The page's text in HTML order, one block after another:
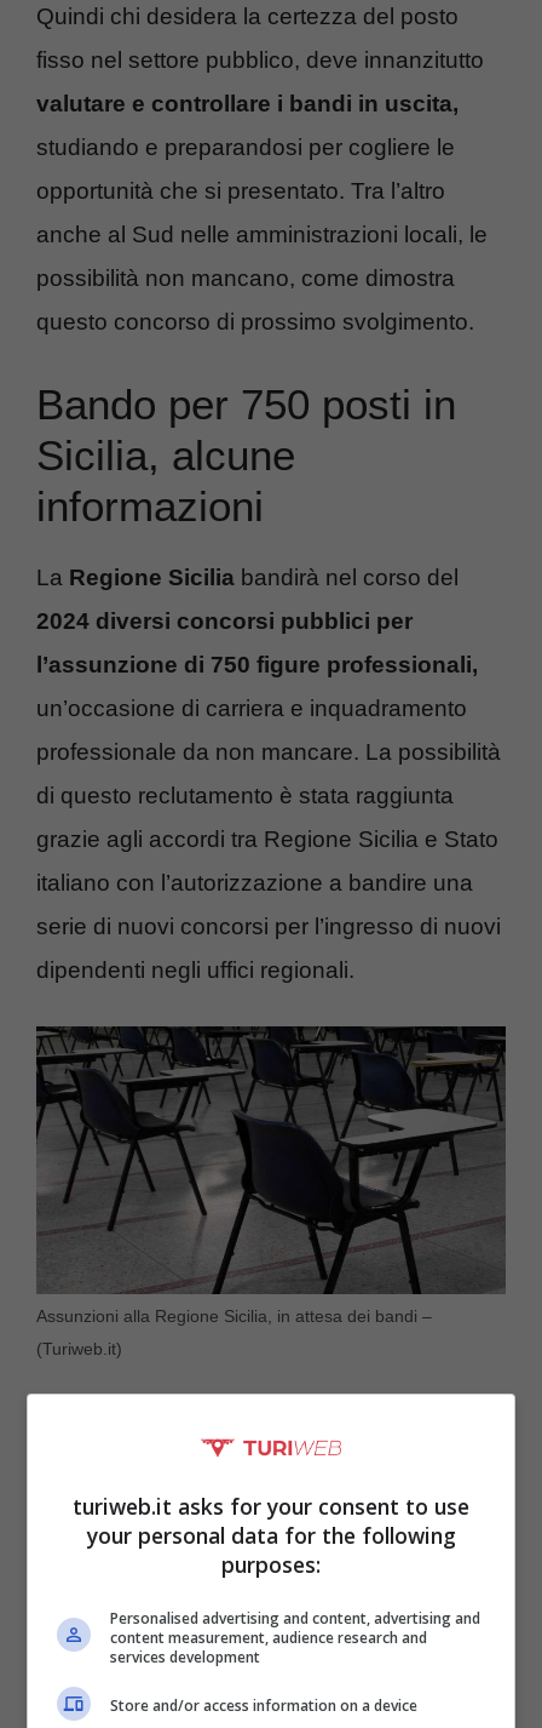
Quindi chi desidera la certezza del posto
fisso nel settore pubblico, deve innanzitutto
valutare e controllare i bandi in uscita,
studiando e preparandosi per cogliere le
opportunità che si presentato. Tra l’altro
anche al Sud nelle amministrazioni locali, le
possibilità non mancano, come dimostra
questo concorso di prossimo svolgimento.
Bando per 750 posti in
Sicilia, alcune
informazioni
La Regione Sicilia bandirà nel corso del
2024 diversi concorsi pubblici per
l’assunzione di 750 figure professionali,
un’occasione di carriera e inquadramento
professionale da non mancare. La possibilità
di questo reclutamento è stata raggiunta
grazie agli accordi tra Regione Sicilia e Stato
italiano con l’autorizzazione a bandire una
serie di nuovi concorsi per l’ingresso di nuovi
dipendenti negli uffici regionali.
Assunzioni alla Regione Sicilia, in attesa dei bandi –
(Turiweb.it)
turiweb.it asks for your consent to use
your personal data for the following
purposes:
Personalised advertising and content, advertising and
content measurement, audience research and
services development
Store and/or access information on a device